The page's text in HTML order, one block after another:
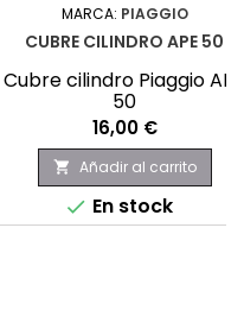
MARCA: PIAGGIO
CUBRE CILINDRO APE 50
Cubre cilindro Piaggio APE
50
Precio
16,00 €
 Añadir al carrito
 En stock